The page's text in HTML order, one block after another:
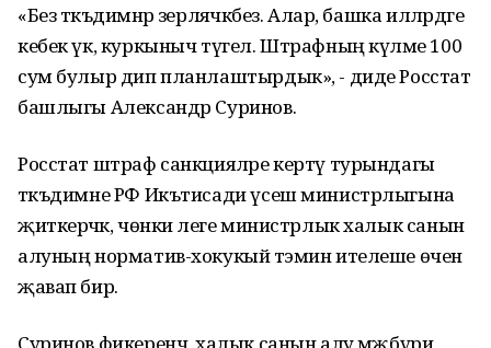
«Без тәкъдимнәр әзерләячәкбез. Алар, башка илләрдәге
кебек үк, куркыныч түгел. Штрафның күләме 100
сум булыр дип планлаштырдык», - диде Росстат
башлыгы Александр Суринов.
Росстат штраф санкцияләре кертү турындагы
тәкъдимне РФ Икътисади үсеш министрлыгына
җиткерәчәк, чөнки әлеге министрлык халык санын
алуның норматив-хокукый тәэмин ителеше өчен
җавап бирә.